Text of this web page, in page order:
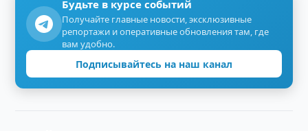
Будьте в курсе событий
Получайте главные новости, эксклюзивные
репортажи и оперативные обновления там, где
вам удобно.
Подписывайтесь на наш канал